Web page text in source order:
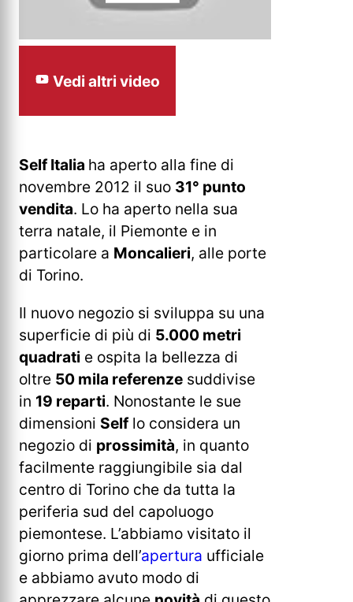
Vedi altri video
Self Italia ha aperto alla fine di
novembre 2012 il suo 31° punto
vendita. Lo ha aperto nella sua
terra natale, il Piemonte e in
particolare a Moncalieri, alle porte
di Torino.
Il nuovo negozio si sviluppa su una
superficie di più di 5.000 metri
quadrati e ospita la bellezza di
oltre 50 mila referenze suddivise
in 19 reparti. Nonostante le sue
dimensioni Selflo considera un
negozio di prossimità, in quanto
facilmente raggiungibile sia dal
centro di Torino che da tutta la
periferia sud del capoluogo
piemontese. L’abbiamo visitato il
giorno prima dell’apertura ufficiale
e abbiamo avuto modo di